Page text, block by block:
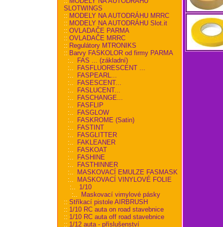
SLOTWINGS
:: MODELY NA AUTODRÁHU MRRC
:: MODELY NA AUTODRÁHU Slot.it
:: OVLADAČE PARMA
:: OVLADAČE MRRC
:: Regulátory MTRONIKS
:: Barvy FASKOLOR od firmy PARMA
:..
FAS ... (základní)
:..
FASFLUORESCENT ...
:..
FASPEARL...
:..
FASESCENT...
:..
FASLUCENT...
:..
FASCHANGE...
:..
FASFLIP
:..
FASGLOW
:..
FASKROME (Satin)
:..
FASTINT
:..
FASGLITTER
:..
FAKLEANER
:..
FASKOAT
:..
FASHINE
:..
FASTHINNER
:..
MASKOVACÍ EMULZE FASMASK
:..
MASKOVACÍ VINYLOVÉ FOLIE
:.. 1/10
:..
Maskovací vimylové pásky
:: Stříkací pistole AIRBRUSH
:: 1/10 RC auta on road stavebnice
:: 1/10 RC auta off road stavebnice
:: 1/12 auta - příslušenství